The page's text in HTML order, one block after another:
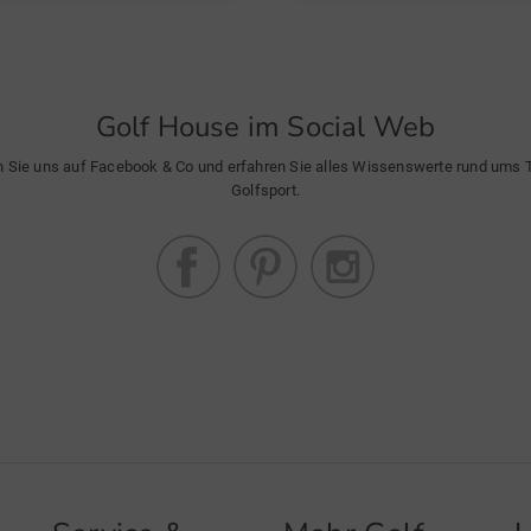
Golf House im Social Web
Sie uns auf Facebook & Co und erfahren Sie alles Wissenswerte rund ums
Golfsport.